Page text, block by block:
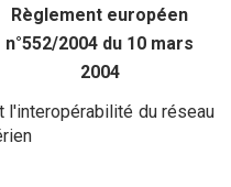
Règlement européen
n°552/2004 du 10 mars
2004
l'interopérabilité du réseau